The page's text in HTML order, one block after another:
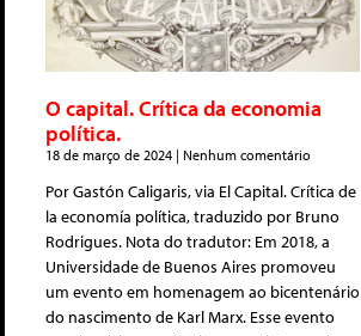
O capital. Crítica da economia
política.
18 de março de 2024 Nenhum comentário
Por Gastón Caligaris, via El Capital. Crítica de
la economía política, traduzido por Bruno
Rodrigues. Nota do tradutor: Em 2018, a
Universidade de Buenos Aires promoveu
um evento em homenagem ao bicentenário
do nascimento de Karl Marx. Esse evento